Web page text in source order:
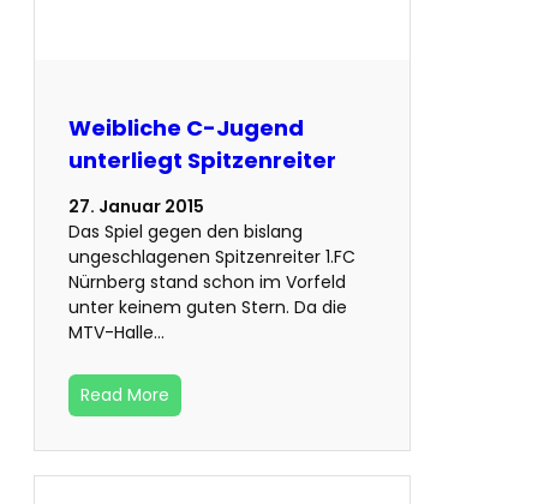
Weibliche C-Jugend
unterliegt Spitzenreiter
27. Januar 2015
Das Spiel gegen den bislang
ungeschlagenen Spitzenreiter 1.FC
Nürnberg stand schon im Vorfeld
unter keinem guten Stern. Da die
MTV-Halle…
Read More